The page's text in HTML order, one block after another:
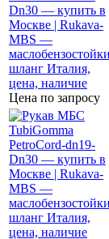
Цена по запросу